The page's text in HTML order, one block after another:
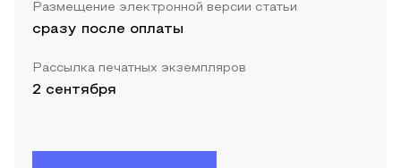
Размещение электронной версии статьи
сразу после оплаты
Рассылка печатных экземпляров
2 сентября